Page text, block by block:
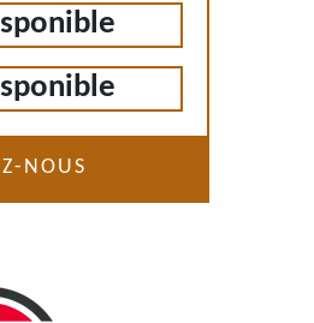
NOUS